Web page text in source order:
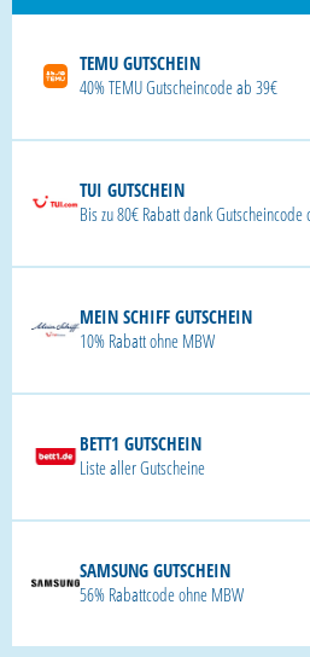
TEMU GUTSCHEIN
40% TEMU Gutscheincode ab 39€
TUI GUTSCHEIN
Bis zu 80€ Rabatt dank Gutscheincode
MEIN SCHIFF GUTSCHEIN
10% Rabatt ohne MBW
BETT1 GUTSCHEIN
Liste aller Gutscheine
SAMSUNG GUTSCHEIN
56% Rabattcode ohne MBW